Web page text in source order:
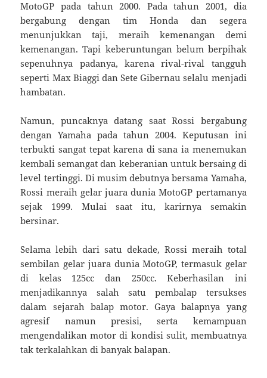
MotoGP pada tahun 2000. Pada tahun 2001, dia
bergabung dengan tim Honda dan segera
menunjukkan taji, meraih kemenangan demi
kemenangan. Tapi keberuntungan belum berpihak
sepenuhnya padanya, karena rival-rival tangguh
seperti Max Biaggi dan Sete Gibernau selalu menjadi
hambatan.
Namun, puncaknya datang saat Rossi bergabung
dengan Yamaha pada tahun 2004. Keputusan ini
terbukti sangat tepat karena di sana ia menemukan
kembali semangat dan keberanian untuk bersaing di
level tertinggi. Di musim debutnya bersama Yamaha,
Rossi meraih gelar juara dunia MotoGP pertamanya
sejak 1999. Mulai saat itu, karirnya semakin
bersinar.
Selama lebih dari satu dekade, Rossi meraih total
sembilan gelar juara dunia MotoGP, termasuk gelar
di kelas 125cc dan 250cc. Keberhasilan ini
menjadikannya salah satu pembalap tersukses
dalam sejarah balap motor. Gaya balapnya yang
agresif namun presisi, serta kemampuan
mengendalikan motor di kondisi sulit, membuatnya
tak terkalahkan di banyak balapan.